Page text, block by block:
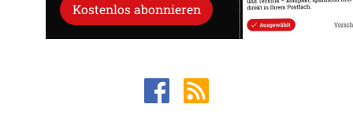
Kostenlos abonnieren